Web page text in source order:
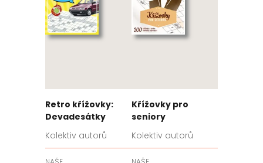
Retro křížovky:
Devadesátky
Kolektiv autorů
Křížovky pro
seniory
Kolektiv autorů